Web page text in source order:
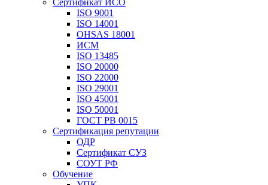
Сертификат ИСО
ISO 9001
ISO 14001
OHSAS 18001
ИСМ
ISO 13485
ISO 20000
ISO 22000
ISO 29001
ISO 45001
ISO 50001
ГОСТ РВ 0015
Сертификация репутации
ОДР
Сертификат СУЗ
СОУТ РФ
Обучение